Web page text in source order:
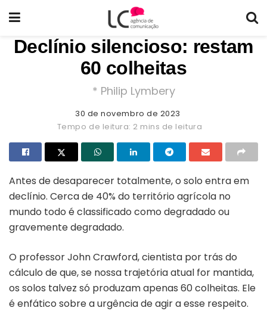
Declínio silencioso: restam
60 colheitas
* Philip Lymbery
30 de novembro de 2023
Tempo de leitura: 2 mins de leitura
Antes de desaparecer totalmente, o solo entra em
declínio. Cerca de 40% do território agrícola no
mundo todo é classificado como degradado ou
gravemente degradado.
O professor John Crawford, cientista por trás do
cálculo de que, se nossa trajetória atual for mantida,
os solos talvez só produzam apenas 60 colheitas. Ele
é enfático sobre a urgência de agir a esse respeito.